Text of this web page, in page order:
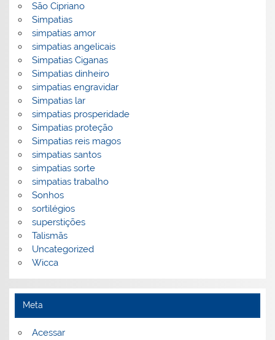
São Cipriano
Simpatias
simpatias amor
simpatias angelicais
Simpatias Ciganas
Simpatias dinheiro
simpatias engravidar
Simpatias lar
simpatias prosperidade
Simpatias proteção
Simpatias reis magos
simpatias santos
simpatias sorte
simpatias trabalho
Sonhos
sortilégios
superstições
Talismãs
Uncategorized
Wicca
Meta
Acessar